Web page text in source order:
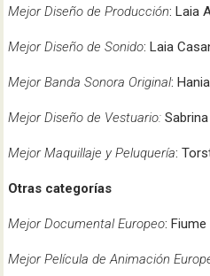
Mejor Diseño de Producción: Laia
Mejor Diseño de Sonido: Laia
Mejor Banda Sonora Original:
Mejor Diseño de Vestuario:
Mejor Maquillaje y Peluquería:
Otras categorías
Mejor Documental Europeo:
Mejor Película de Animación